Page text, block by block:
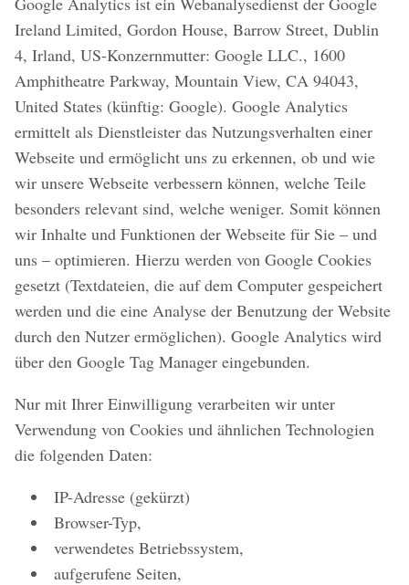
Ireland Limited, Gordon House, Barrow Street, Dublin
4, Irland, US-Konzernmutter: Google LLC., 1600
Amphitheatre Parkway, Mountain View, CA 94043,
United States (künftig: Google). Google Analytics
ermittelt als Dienstleister das Nutzungsverhalten einer
Webseite und ermöglicht uns zu erkennen, ob und wie
wir unsere Webseite verbessern können, welche Teile
besonders relevant sind, welche weniger. Somit können
wir Inhalte und Funktionen der Webseite für Sie – und
uns – optimieren. Hierzu werden von Google Cookies
gesetzt (Textdateien, die auf dem Computer gespeichert
werden und die eine Analyse der Benutzung der Website
durch den Nutzer ermöglichen). Google Analytics wird
über den Google Tag Manager eingebunden.
Nur mit Ihrer Einwilligung verarbeiten wir unter
Verwendung von Cookies und ähnlichen Technologien
die folgenden Daten:
IP-Adresse (gekürzt)
Browser-Typ,
verwendetes Betriebssystem,
aufgerufene Seiten,